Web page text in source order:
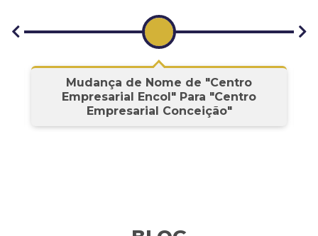
Mudança de Nome de "Centro
Empresarial Encol" Para "Centro
Empresarial Conceição"